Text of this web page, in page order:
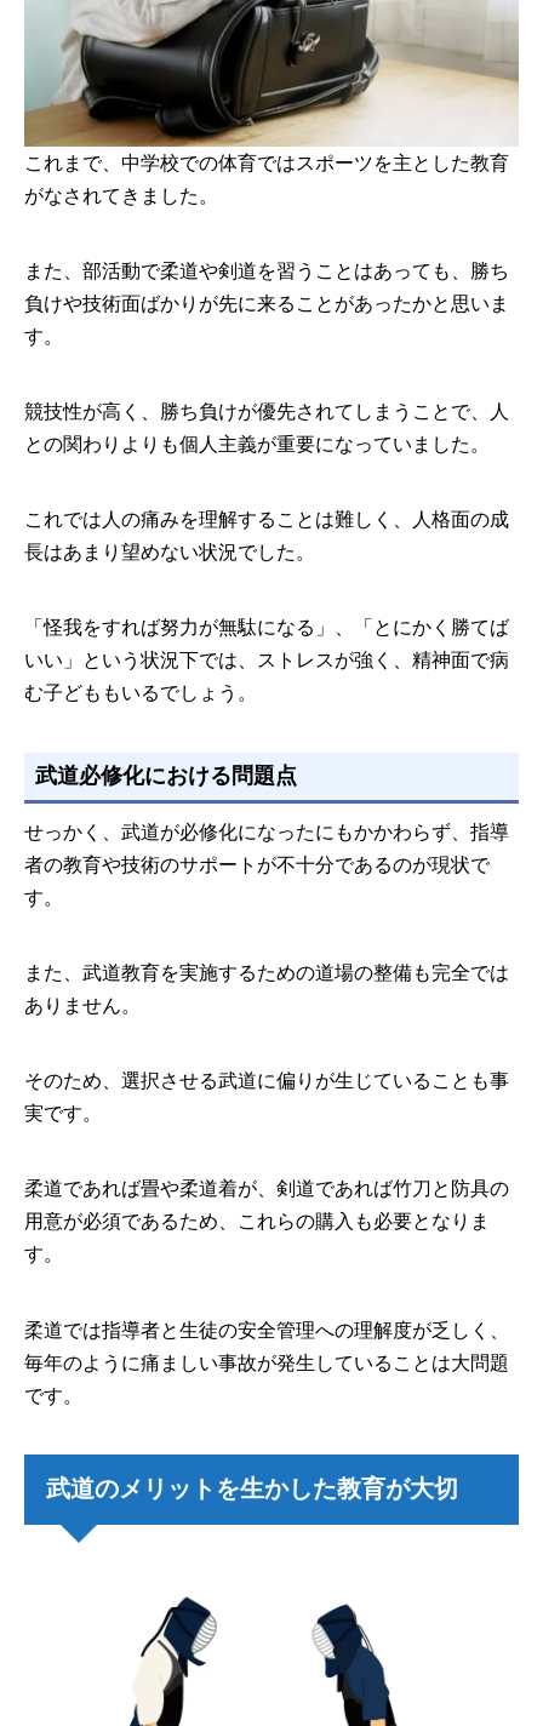
これまで、中学校での体育ではスポーツを主とした教育
がなされてきました。
また、部活動で柔道や剣道を習うことはあっても、勝ち
負けや技術面ばかりが先に来ることがあったかと思いま
す。
競技性が高く、勝ち負けが優先されてしまうことで、人
との関わりよりも個人主義が重要になっていました。
これでは人の痛みを理解することは難しく、人格面の成
長はあまり望めない状況でした。
「怪我をすれば努力が無駄になる」、「とにかく勝てば
いい」という状況下では、ストレスが強く、精神面で病
む子どももいるでしょう。
武道必修化における問題点
せっかく、武道が必修化になったにもかかわらず、指導
者の教育や技術のサポートが不十分であるのが現状で
す。
また、武道教育を実施するための道場の整備も完全では
ありません。
そのため、選択させる武道に偏りが生じていることも事
実です。
柔道であれば畳や柔道着が、剣道であれば竹刀と防具の
用意が必須であるため、これらの購入も必要となりま
す。
柔道では指導者と生徒の安全管理への理解度が乏しく、
毎年のように痛ましい事故が発生していることは大問題
です。
武道のメリットを生かした教育が大切